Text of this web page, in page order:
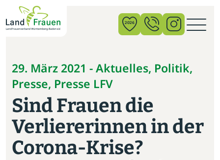
2026
29. März 2021 - Aktuelles, Politik,
Presse, Presse LFV
Sind Frauen die
Verliererinnen in der
Corona-Krise?
×
News
Verband
Politik
Bildung